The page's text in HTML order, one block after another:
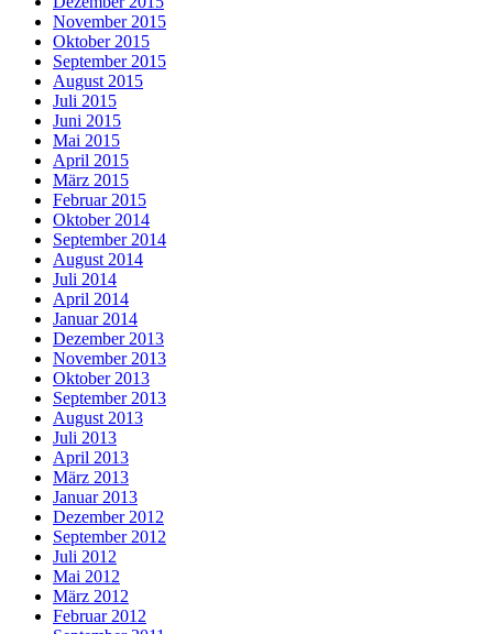
November 2015
Oktober 2015
September 2015
August 2015
Juli 2015
Juni 2015
Mai 2015
April 2015
März 2015
Februar 2015
Oktober 2014
September 2014
August 2014
Juli 2014
April 2014
Januar 2014
Dezember 2013
November 2013
Oktober 2013
September 2013
August 2013
Juli 2013
April 2013
März 2013
Januar 2013
Dezember 2012
September 2012
Juli 2012
Mai 2012
März 2012
Februar 2012